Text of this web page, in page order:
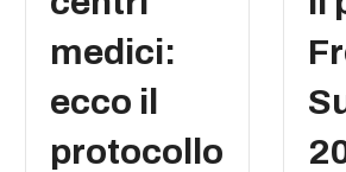
medici:
ecco il
protocollo